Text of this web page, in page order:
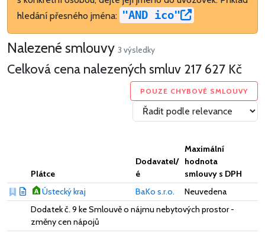
hledání přesného jména: "AND ico"
Nalezené smlouvy 3 výsledky
Celková cena nalezených smluv 217 627 Kč
POUZE CHYBOVÉ SMLOUVY
Plátce
Dodavatel/
é
Maximální
hodnota
smlouvy s DPH
Ústecký kraj
BaKo s.r.o.
Neuvedena
Dodatek č. 9 ke Smlouvě o nájmu nebytových prostor -
změny cen nápojů